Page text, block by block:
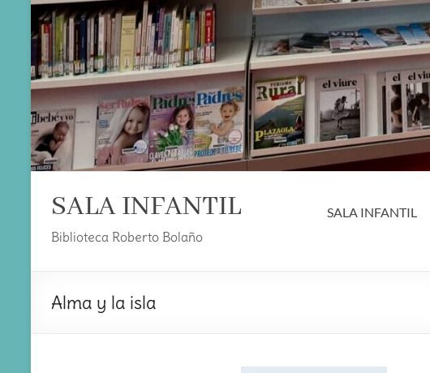
SALA INFANTIL
Biblioteca Roberto Bolaño
SALA INFANTIL
Alma y la isla